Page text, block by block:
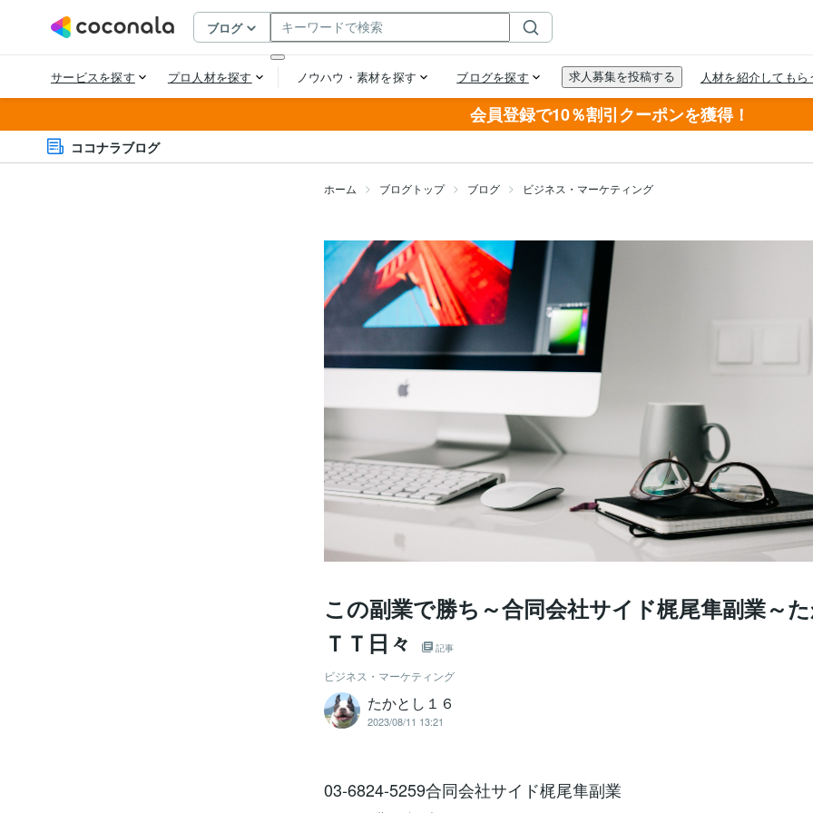
会員登録で10％割引クーポンを獲得！
ココナラブログ
ホーム ブログトップ ブログ ビジネス・マーケティング
この副業で勝ち～合同会社サイド梶尾隼副業～
ＴＴ日々
記事
ビジネス・マーケティング
たかとし１６
2023/08/11 13:21
03-6824-5259合同会社サイド梶尾隼副業